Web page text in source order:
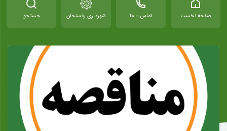
صفحه نخست تماس با ما شهرداری رفسنجان جستجو